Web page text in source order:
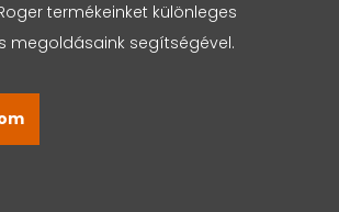
termékeinket különleges
megoldásaink segítségével.